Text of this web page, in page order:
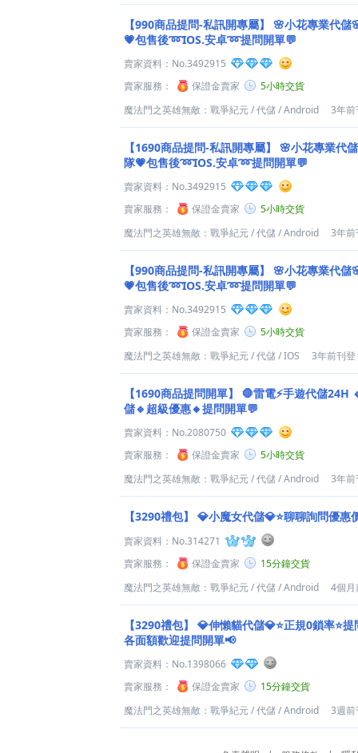
【990商品提問-私訊開專屬】
🌸小花專業代儲
💗包售後➿IOS.安卓➿提問開單💬
賣家資料： No.3492915
賣家服務：
保證金賣家
5小時交貨
魔法門之英雄無敵：戰爭紀元/代儲/Android 3年前
【1690商品提問-私訊開專屬】
🌸小花專業代
隊💗包售後➿IOS.安卓➿提問開單💬
賣家資料： No.3492915
賣家服務：
保證金賣家
5小時交貨
魔法門之英雄無敵：戰爭紀元/代儲/Android 3年前
【990商品提問-私訊開專屬】
🌸小花專業代儲
💗包售後➿IOS.安卓➿提問開單💬
賣家資料： No.3492915
賣家服務：
保證金賣家
5小時交貨
魔法門之英雄無敵：戰爭紀元/代儲/IOS 3年前刊登
【1690商品提問開單】
🛑雷電⚡️手遊代儲24H
儲🔹超級優惠🔸提問開單💬
賣家資料： No.2080750
賣家服務：
保證金賣家
5小時交貨
魔法門之英雄無敵：戰爭紀元/代儲/Android 3年前
【3290禮包】 💎小魔女代儲💎⭐聊聊詢問優惠
賣家資料： No.314271
賣家服務：
保證金賣家
15分鐘交貨
魔法門之英雄無敵：戰爭紀元/代儲/Android 4個月
【3290禮包】
💎伸懶貓代儲💎⭐正規0鎖率⭐
各面額歡迎提問開單📢
賣家資料： No.1398066
賣家服務：
保證金賣家
15分鐘交貨
魔法門之英雄無敵：戰爭紀元/代儲/Android 3週前